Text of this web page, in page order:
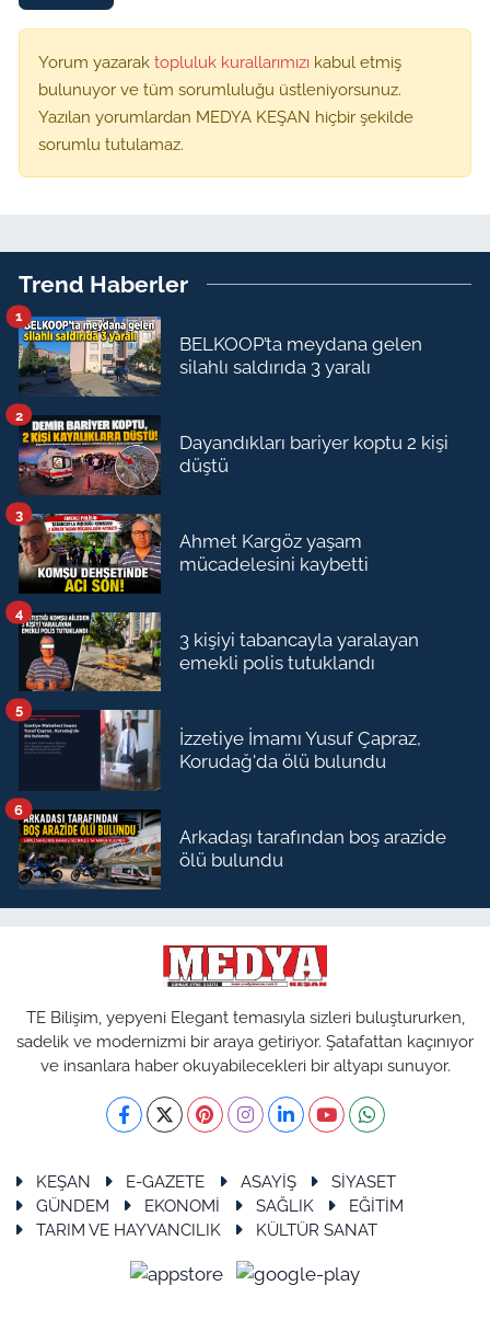
Yorum yazarak topluluk kurallarımızı kabul etmiş
bulunuyor ve tüm sorumluluğu üstleniyorsunuz.
Yazılan yorumlardan MEDYA KEŞAN hiçbir şekilde
sorumlu tutulamaz.
Trend Haberler
BELKOOP’ta meydana gelen
silahlı saldırıda 3 yaralı
1
Dayandıkları bariyer koptu 2 kişi
düştü
2
Ahmet Kargöz yaşam
mücadelesini kaybetti
3
3 kişiyi tabancayla yaralayan
emekli polis tutuklandı
4
İzzetiye İmamı Yusuf Çapraz,
Korudağ'da ölü bulundu
5
Arkadaşı tarafından boş arazide
ölü bulundu
6
TE Bilişim, yepyeni Elegant temasıyla sizleri buluştururken,
sadelik ve modernizmi bir araya getiriyor. Şatafattan kaçınıyor
ve insanlara haber okuyabilecekleri bir altyapı sunuyor.
KEŞAN E-GAZETE ASAYİŞ
SİYASET
GÜNDEM
EKONOMİ SAĞLIK
EĞİTİM
TARIM VE HAYVANCILIK
KÜLTÜR SANAT